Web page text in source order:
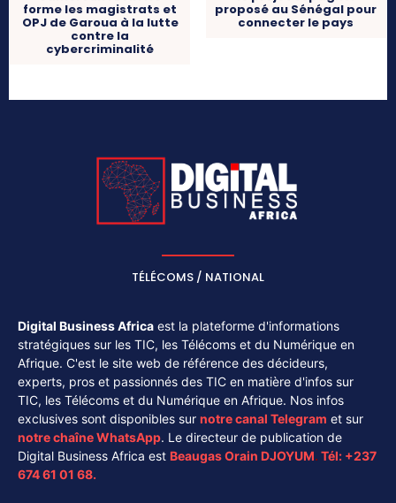
forme les magistrats et
OPJ de Garoua à la lutte
contre la
cybercriminalité
proposé au Sénégal pour
connecter le pays
TÉLÉCOMS / NATIONAL
Digital Business Africa est la plateforme d'informations
stratégiques sur les TIC, les Télécoms et du Numérique en
Afrique. C'est le site web de référence des décideurs,
experts, pros et passionnés des TIC en matière d'infos sur
TIC, les Télécoms et du Numérique en Afrique. Nos infos
exclusives sont disponibles sur notre canal Telegram et sur
notre chaîneWhatsApp. Le directeur de publication de
Digital Business Africa est Beaugas Orain DJOYUM. Tél: +237
674 61 01 68.